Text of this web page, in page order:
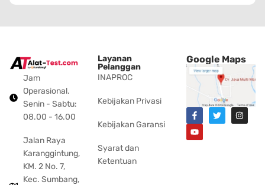
Jam
Operasional.
Senin - Sabtu:
08.00 - 16.00
Jalan Raya
Karanggintung,
KM. 2 No. 7,
Kec. Sumbang,
Layanan
Pelanggan
INAPROC
Kebijakan Privasi
Kebijakan Garansi
Syarat dan
Ketentuan
Google Maps